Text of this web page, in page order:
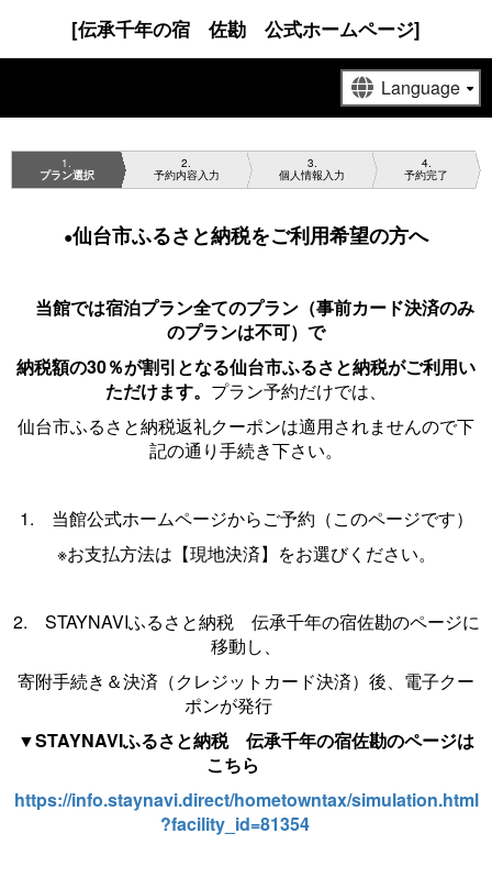
[伝承千年の宿 佐勘 公式ホームページ]
1
プラン選択
2
予約内容入力
3
個人情報入力
4
予約完了
●仙台市ふるさと納税をご利用希望の方へ
当館では宿泊プラン全てのプラン（事前カード決済のみ
のプランは不可）で
納税額の30％が割引となる仙台市ふるさと納税がご利用い
ただけます。 プラン予約だけでは、
仙台市ふるさと納税返礼クーポンは適用されませんので下
記の通り手続き下さい。
1. 当館公式ホームページからご予約（このページです）
※お支払方法は【現地決済】をお選びください。
2. STAYNAVIふるさと納税 伝承千年の宿佐勘のページに
移動し、
寄附手続き＆決済（クレジットカード決済）後、電子クー
ポンが発行
▼STAYNAVIふるさと納税 伝承千年の宿佐勘のページは
こちら
https://info.staynavi.direct/hometowntax/simulation.html
?facility_id=81354